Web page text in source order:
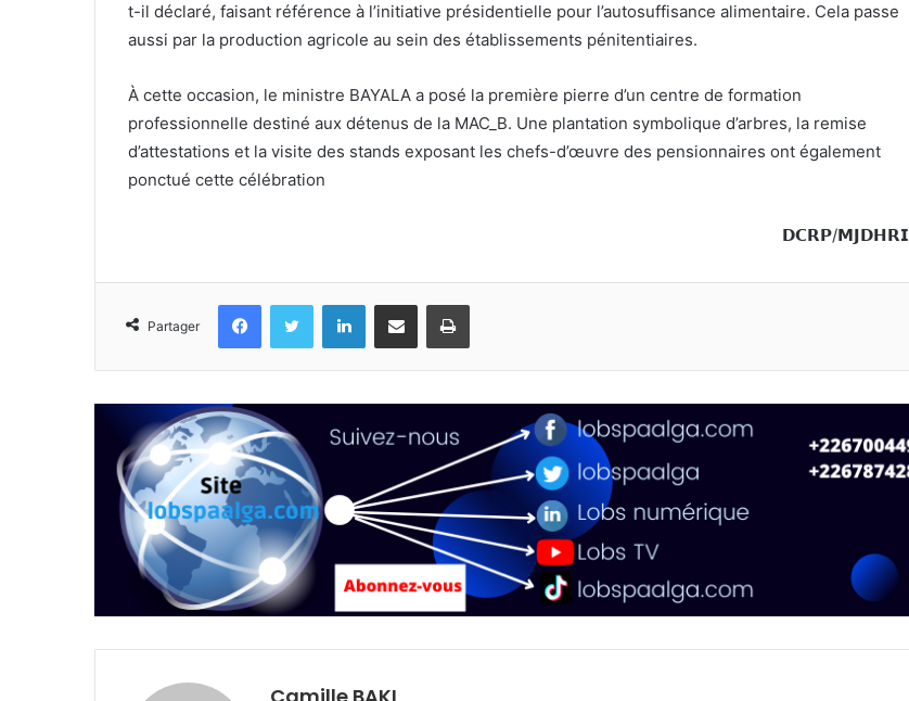
t-il déclaré, faisant référence à l’initiative présidentielle pour l’autosuffisance alimentaire. Cela passe
aussi par la production agricole au sein des établissements pénitentiaires.
À cette occasion, le ministre BAYALA a posé la première pierre d’un centre de formation
professionnelle destiné aux détenus de la MAC_B. Une plantation symbolique d’arbres, la remise
d’attestations et la visite des stands exposant les chefs-d’œuvre des pensionnaires ont également
ponctué cette célébration
𝗗𝗖𝗥𝗣/𝗠𝗝𝗗𝗛𝗥𝗜
Partager
FacebookTwitter LinkedinPartager par email Imprimer